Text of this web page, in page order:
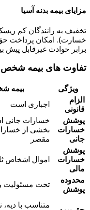
مزایای بیمه بدنه آسیا
تخفیف به رانندگان کم
خسارت). امکان پرداخت
برابر حوادث غیرقابل پیش
تفاوت های بیمه شخص
ویژگی بیمه
الزام
قانونی
اجباری است
پوشش
خسارات
جانی
خسارات جانی
بخشی از
مقصر
پوشش
خسارات
مالی
اموال اشخاص
محدوده
پوشش
تحت مسئولیت
متناسب با دیه،